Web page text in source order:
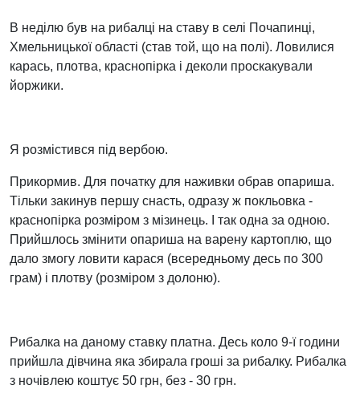
В неділю був на рибалці на ставу в селі Почапинці,
Хмельницької області (став той, що на полі). Ловилися
карась, плотва, краснопірка і деколи проскакували
йоржики.
Я розмістився під вербою.
Прикормив. Для початку для наживки обрав опариша.
Тільки закинув першу снасть, одразу ж покльовка -
краснопірка розміром з мізинець. І так одна за одною.
Прийшлось змінити опариша на варену картоплю, що
дало змогу ловити карася (всередньому десь по 300
грам) і плотву (розміром з долоню).
Рибалка на даному ставку платна. Десь коло 9-ї години
прийшла дівчина яка збирала гроші за рибалку. Рибалка
з ночівлею коштує 50 грн, без - 30 грн.